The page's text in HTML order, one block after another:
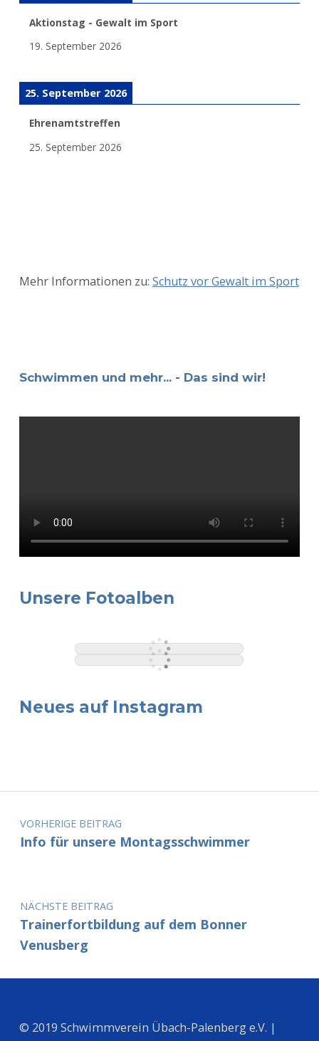
Aktionstag - Gewalt im Sport
19. September 2026
25. September 2026
Ehrenamtstreffen
25. September 2026
Mehr Informationen zu: Schutz vor Gewalt im Sport
Schwimmen und mehr... - Das sind wir!
Unsere Fotoalben
Neues auf Instagram
Beitragsnavigation
VORHERIGE BEITRAG
Info für unsere Montagsschwimmer
NÄCHSTE BEITRAG
Trainerfortbildung auf dem Bonner
Venusberg
© 2019 Schwimmverein Übach-Palenberg e.V. |